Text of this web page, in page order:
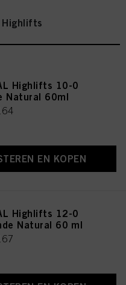
Highlifts
Highlifts 10-0
Natural 60ml
EN KOPEN
Highlifts 12-0
Natural 60 ml